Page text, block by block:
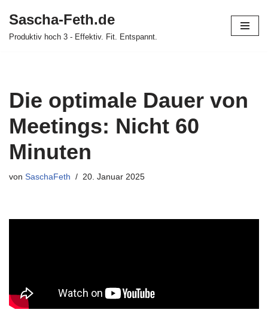
Zum
Sascha-Feth.de
Produktiv hoch 3 - Effektiv. Fit. Entspannt.
Die optimale Dauer von
Meetings: Nicht 60
Minuten
von SaschaFeth 20. Januar 2025